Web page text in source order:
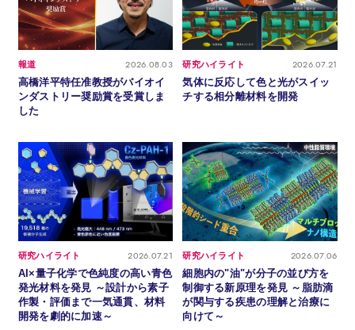
2026.08.03
報道
高橋洋平特任准教授がバイオイ
ンダストリー奨励賞を受賞しま
した
2026.07.21
研究ハイライト
気体に反応して色と光がスイッ
チする相分離材料を開発
2026.07.21
研究ハイライト
AI×量子化学で色純度の高い青色
発光材料を発見 ～設計から素子
作製・評価まで一気通貫、材料
開発を劇的に加速～
2026.07.06
研究ハイライト
細胞内の"油"が分子の並び方を
制御する新原理を発見 ～脂肪滴
が関与する疾患の理解と治療に
向けて～